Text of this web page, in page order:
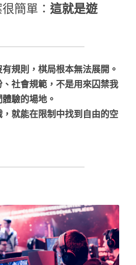
簡單： 這就是遊
規則，棋局根本無法展開。
社會規範，不是用來囚禁我
驗的場地。
就能在限制中找到自由的空